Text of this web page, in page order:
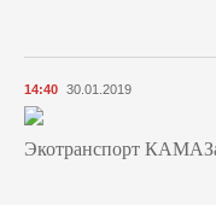
14:40 30.01.2019
Экотранспорт